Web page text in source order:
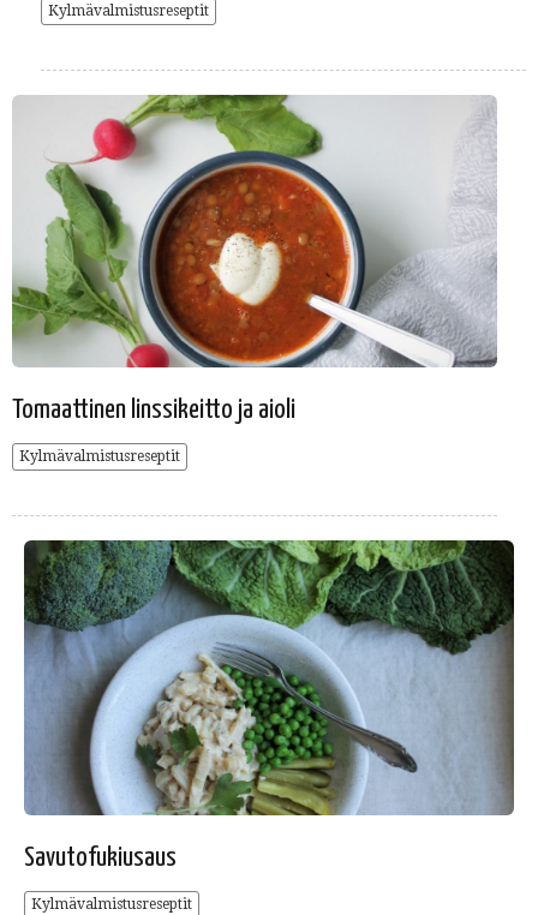
Kylmävalmistusreseptit
Tomaattinen linssikeitto ja aioli
Kylmävalmistusreseptit
Savutofukiusaus
Kylmävalmistusreseptit